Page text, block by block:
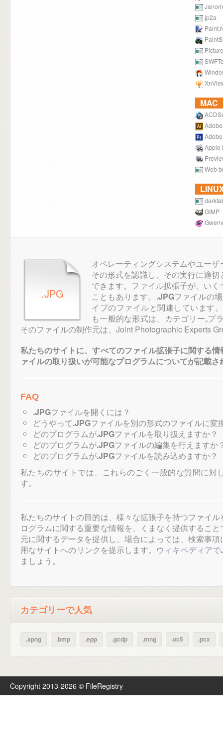
jp2a
MAC
Apple
Web
GIMP
.JPG
オペレーティングシステムやユー
その形式を認識し、その実行に適
できます。ファイル拡張子が、い
こともあります。 .JPGファイルの
イプのファイルと関連しています
も一般的な形式は、カテゴリー„プ
そのファイルの制作元は、Joint Photographic Experts
私たちのサイトに、すべてのファイル拡張子に関する
ァイルの取り扱いが可能なプログラムについてが記載さ
FAQ
.JPGファイルを開くには？
どうやって.JPGファイルを別の形式のファイルに
どのプログラムが.JPGファイルを取り扱えますか？
どのプログラムが.JPGファイルの編集を行えますか
どのプログラムが.JPGファイルを読み込めますか？
私たちのサイトでは、これらのごく一般的な質問に対
す。
私たちのサイトの目的は、様々な拡張子を持つファイ
ログラムに関する重要な情報を、くまなく提供するこ
元に関するデータを提供し、場合によっては、検索事
用なサイトへのリンクを提示します。 ウィキペディアで
ましょう。
カテゴリーで人気
.apng .bmp .epp .gcdp .mng .oc5 .pcx
Copyright 2013-2026 © FileRegistry